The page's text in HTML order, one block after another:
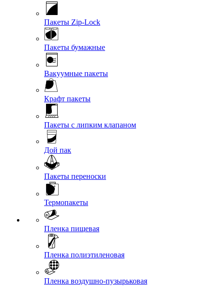
Пакеты Zip-Lock
Пакеты бумажные
Вакуумные пакеты
Крафт пакеты
Пакеты с липким клапаном
Дой пак
Пакеты переноски
Термопакеты
Пленка пищевая
Пленка полиэтиленовая
Пленка воздушно-пузырьковая